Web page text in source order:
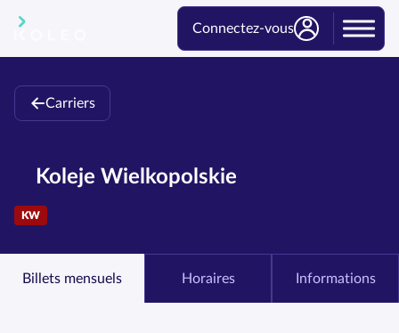
Connectez-vous
Carriers
Koleje Wielkopolskie
KW
Billets mensuels Horaires Informations